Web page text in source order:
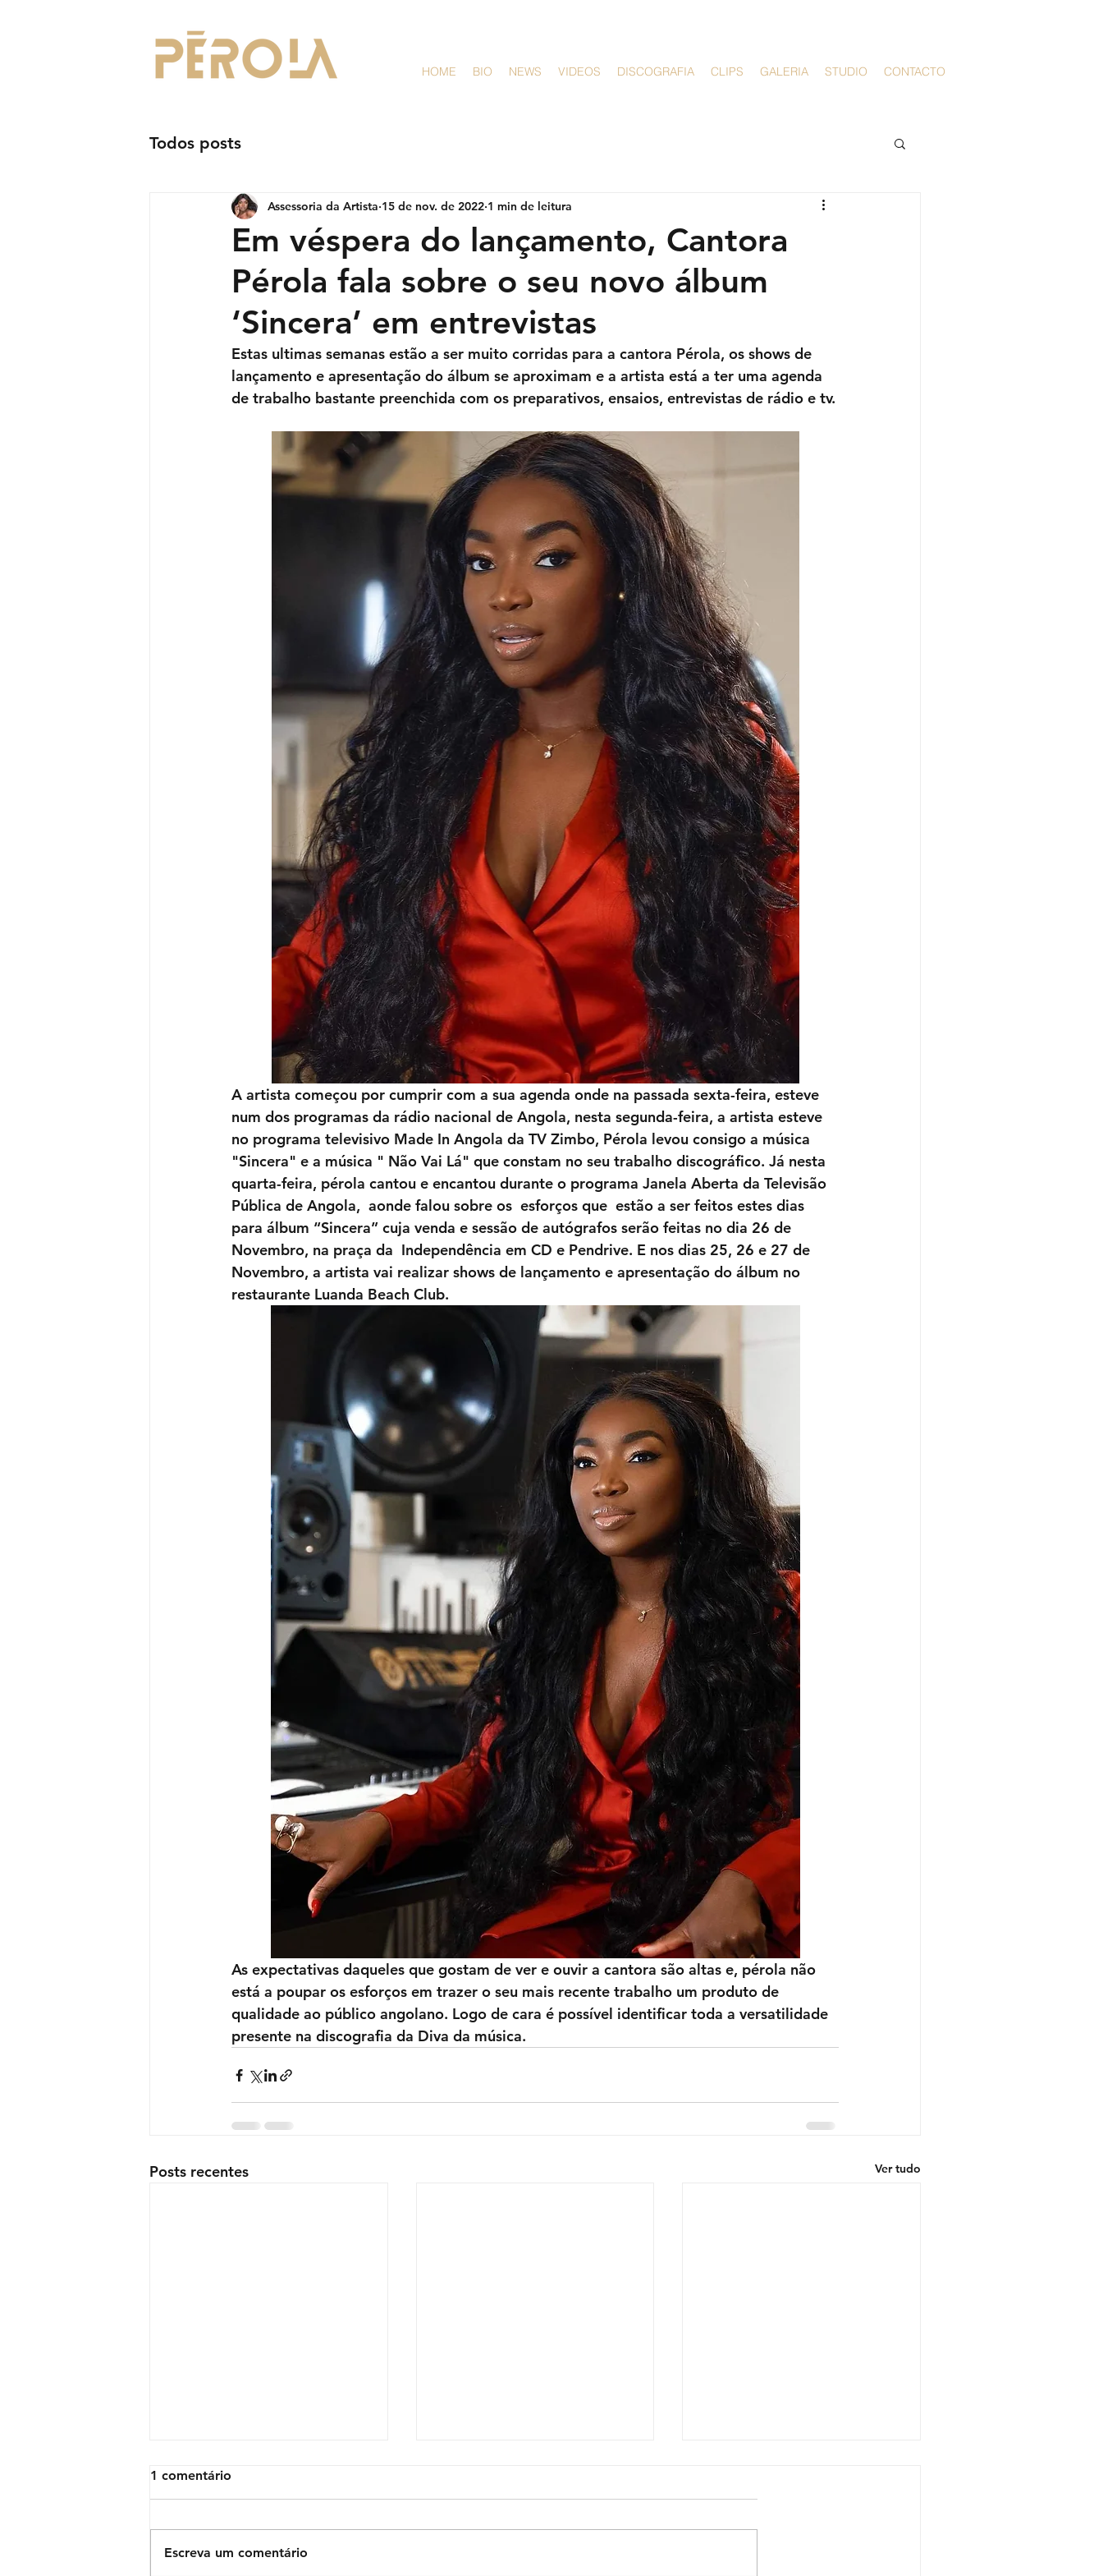
HOME BIO NEWS VIDEOS DISCOGRAFIA CLIPS GALERIA STUDIO CONTACTO
Todos posts
Em véspera do lançamento, Cantora
Pérola fala sobre o seu novo álbum
‘Sincera’ em entrevistas
Assessoria da Artista 15 de nov. de 2022 1 min de leitura
Estas ultimas semanas estão a ser muito corridas para a cantora Pérola, os shows de
lançamento e apresentação do álbum se aproximam e a artista está a ter uma agenda
de trabalho bastante preenchida com os preparativos, ensaios, entrevistas de rádio e tv.
A artista começou por cumprir com a sua agenda onde na passada sexta-feira, esteve
num dos programas da rádio nacional de Angola, nesta segunda-feira, a artista esteve
no programa televisivo Made In Angola da TV Zimbo, Pérola levou consigo a música
"Sincera" e a música " Não Vai Lá" que constam no seu trabalho discográfico. Já nesta
quarta-feira, pérola cantou e encantou durante o programa Janela Aberta da Televisão
Pública de Angola,  aonde falou sobre os  esforços que  estão a ser feitos estes dias
para álbum “Sincera” cuja venda e sessão de autógrafos serão feitas no dia 26 de
Novembro, na praça da  Independência em CD e Pendrive. E nos dias 25, 26 e 27 de
Novembro, a artista vai realizar shows de lançamento e apresentação do álbum no
restaurante Luanda Beach Club.
As expectativas daqueles que gostam de ver e ouvir a cantora são altas e, pérola não
está a poupar os esforços em trazer o seu mais recente trabalho um produto de
qualidade ao público angolano. Logo de cara é possível identificar toda a versatilidade
presente na discografia da Diva da música.
Posts recentes Ver tudo
1 comentário
Escreva um comentário